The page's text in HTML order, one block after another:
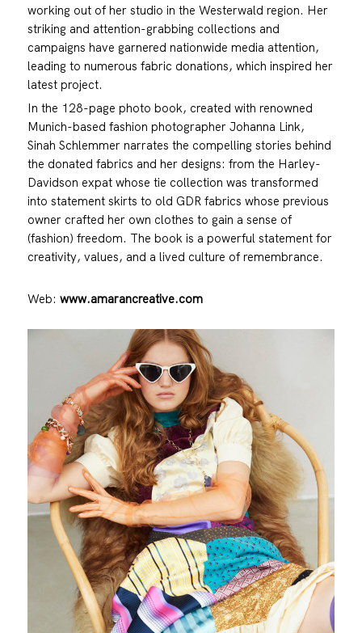
working out of her studio in the Westerwald region. Her
striking and attention-grabbing collections and
campaigns have garnered nationwide media attention,
leading to numerous fabric donations, which inspired her
latest project.
In the 128-page photo book, created with renowned
Munich-based fashion photographer Johanna Link,
Sinah Schlemmer narrates the compelling stories behind
the donated fabrics and her designs: from the Harley-
Davidson expat whose tie collection was transformed
into statement skirts to old GDR fabrics whose previous
owner crafted her own clothes to gain a sense of
(fashion) freedom. The book is a powerful statement for
creativity, values, and a lived culture of remembrance.
Web: www.amarancreative.com